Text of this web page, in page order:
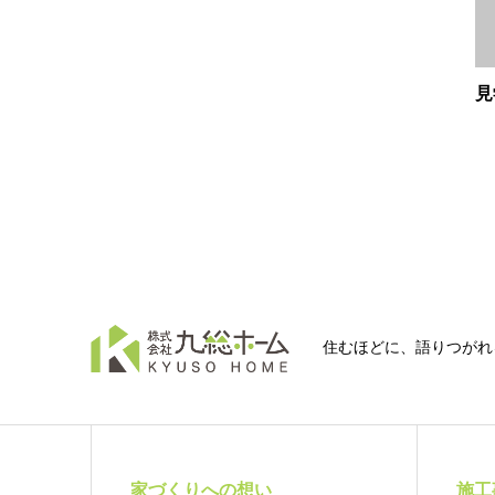
住むほどに、語りつが
家づくりへの想い 施